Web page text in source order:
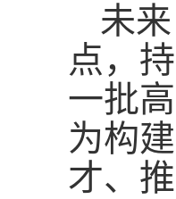
未
点，
一批
为构
才、